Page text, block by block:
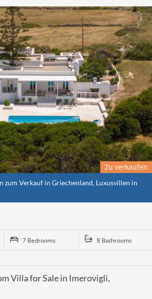
Zu verkaufen
zum Verkauf in Griechenland, Luxusvillen in
7 Bedrooms 8 Bathrooms
Villa for Sale in Imerovigli,